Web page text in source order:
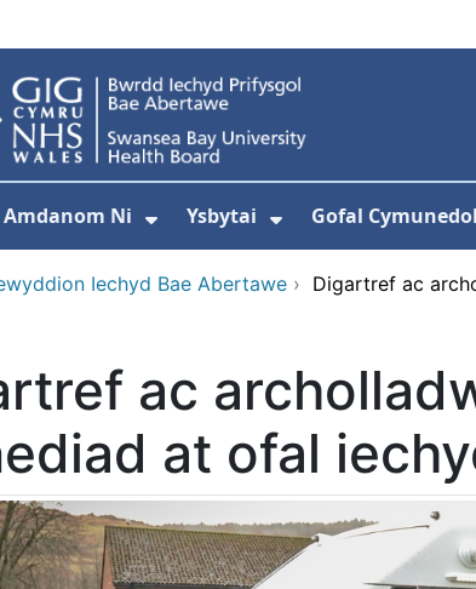
Amdanom Ni Ysbytai Gofal
Iechyd Bae Abertawe › Digartref ac
ac
at ofal